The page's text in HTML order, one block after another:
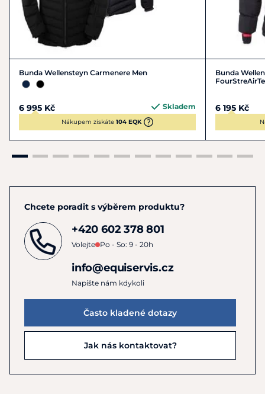
chemického čištění
Bunda Wellensteyn Carmenere Men
6 995 Kč Skladem
Nákupem získáte 104 EQK
Bunda
6 195 Kč
Chcete poradit s výběrem produktu?
+420 602 378 801
Volejte Po - So: 9 - 20h
info@equiservis.cz
Napište nám kdykoli
Často kladené dotazy
Jak nás kontaktovat?